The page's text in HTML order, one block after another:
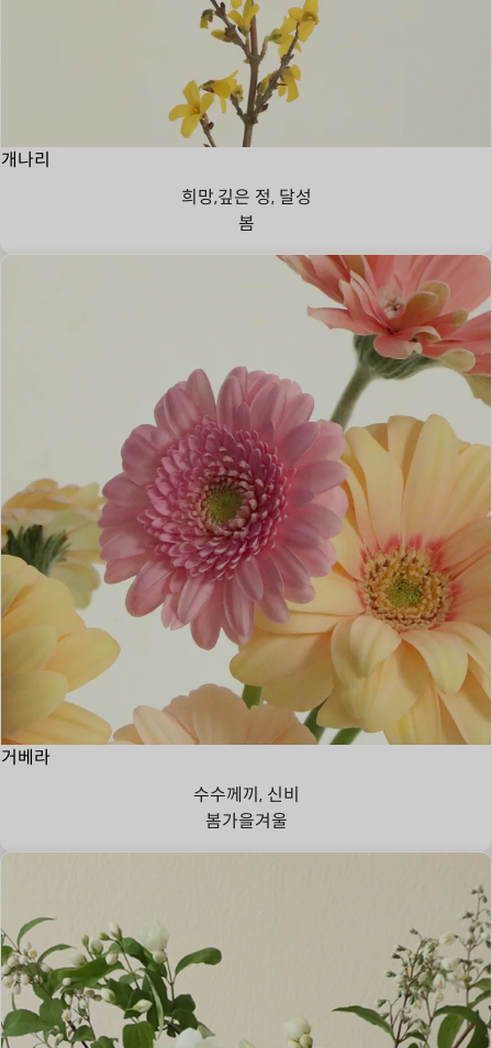
개나리
희망,깊은 정, 달성
봄
거베라
수수께끼, 신비
봄가을겨울